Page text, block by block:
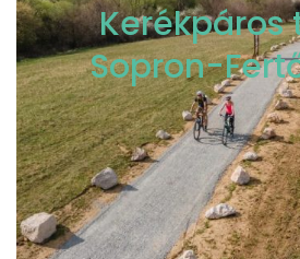
Kerékpáros
Sopron-